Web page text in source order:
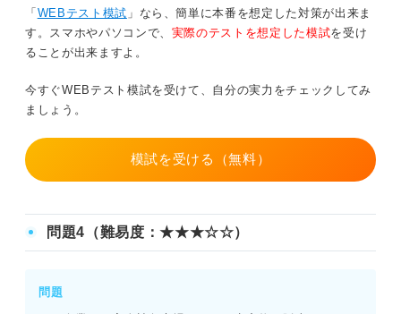
「 WEBテスト模試 」なら、簡単に本番を想定した対策が出来ま
す。スマホやパソコンで、 実際のテストを想定した模試を受け
ることが出来ますよ。
今すぐWEBテスト模試を受けて、自分の実力をチェックしてみ
ましょう。
模試を受ける（無料）
問題4（難易度：★★★☆☆）
問題